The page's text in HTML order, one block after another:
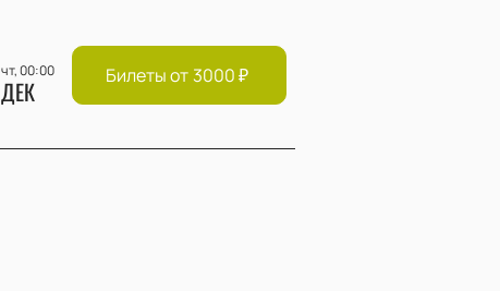
чт, 00:00
ДЕК Билеты от 3000₽